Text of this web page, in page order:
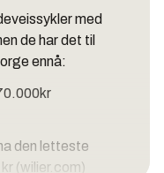
med
de har det til
ennå:
den letteste
(wilier.com)